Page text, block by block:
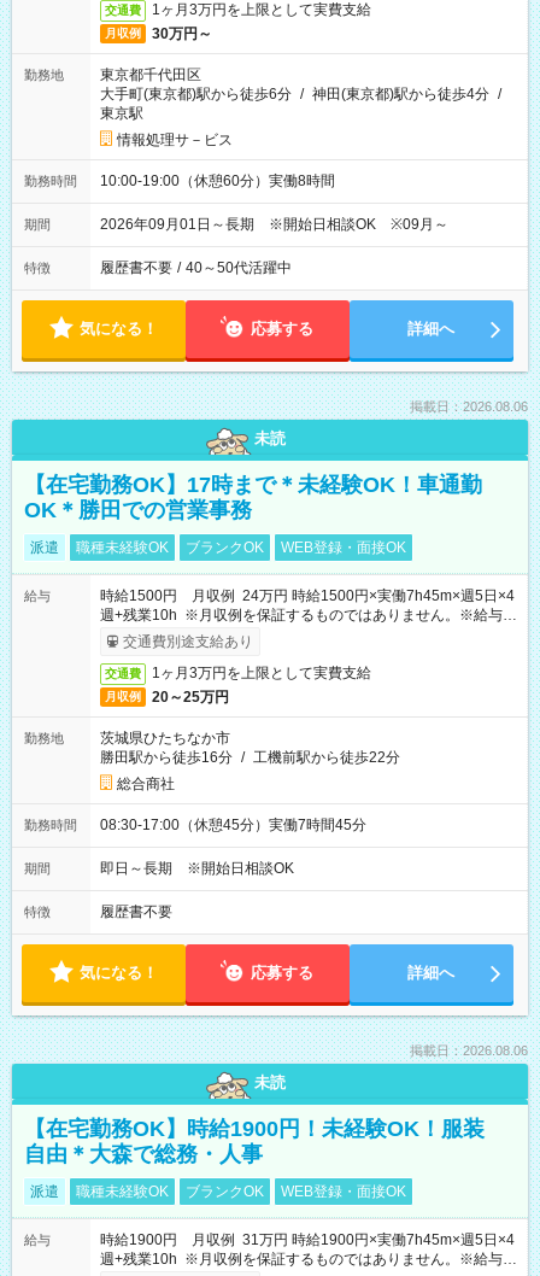
交通費 1ヶ月3万円を上限として実費支給
月収例 30万円～
勤務地
東京都千代田区
大手町(東京都)駅から徒歩6分 / 神田(東京都)駅から徒歩4分 /
東京駅
情報処理サ－ビス
勤務時間 10:00-19:00（休憩60分）実働8時間
期間 2026年09月01日～長期 ※開始日相談OK ※09月～
特徴 履歴書不要 / 40～50代活躍中
気になる！ 応募する 詳細へ
掲載日：2026.08.06
未読
【在宅勤務OK】17時まで＊未経験OK！車通勤
OK＊勝田での営業事務
派遣 職種未経験OK ブランクOK WEB登録・面接OK
給与
時給1500円 月収例 24万円 時給1500円×実働7h45m×週5日×4
週+残業10h ※月収例を保証するものではありません。※給与即
受取りサービス利用可（利用条件有）
交通費別途支給あり
交通費 1ヶ月3万円を上限として実費支給
月収例 20～25万円
勤務地
茨城県ひたちなか市
勝田駅から徒歩16分 / 工機前駅から徒歩22分
総合商社
勤務時間 08:30-17:00（休憩45分）実働7時間45分
期間 即日～長期 ※開始日相談OK
特徴 履歴書不要
気になる！ 応募する 詳細へ
掲載日：2026.08.06
未読
【在宅勤務OK】時給1900円！未経験OK！服装
自由＊大森で総務・人事
派遣 職種未経験OK ブランクOK WEB登録・面接OK
給与
時給1900円 月収例 31万円 時給1900円×実働7h45m×週5日×4
週+残業10h ※月収例を保証するものではありません。※給与即